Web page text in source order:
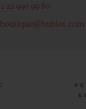
22 990 99 80